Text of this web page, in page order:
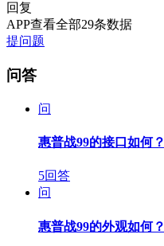
回复
APP查看全部29条数据
提问题
问答
问
惠普战99的接口如何？
5回答
问
惠普战99的外观如何？